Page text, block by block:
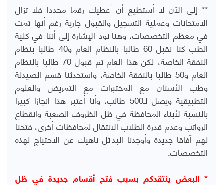
** إلى الآن لا أستطيع أن أعطيك رقما محددا فلا تزال
الامتحانات وعملية التسجيل والقبول جارية رغم أنها تمت
في معظم التخصصات، وهنا نود الإشارة إلى أننا في كلية
الطب كنا نقبل 60 طالبا بالنظام العام و40 طالبا بنظام
النفقة الخاصة، لكن هذا العام تم قبول 70 طالبا بالنظام
العام و50 طالبا بالنفقة الخاصة، واستحدثنا قسم الصيدلة
وطب الأسنان مع المختبرات مع التمريض والعلوم
التطبيقية ويصل لـ500 طالب، وأنا أعتبر هذا انجازا كبيرا
بالنسبة لأبناء المحافظة في ظل الظروف الصعبة وانقطاع
الرواتب وعدم قدرة الطلاب الانتقال لمحافظات أخرى، فتحنا
لهم آفاقا جديدة وأوجدنا البدائل ناهيك عن الاحتياج لهذه
التخصصات.
* البعض ينتقدكم بسبب فتح أقسام جديدة في ظل